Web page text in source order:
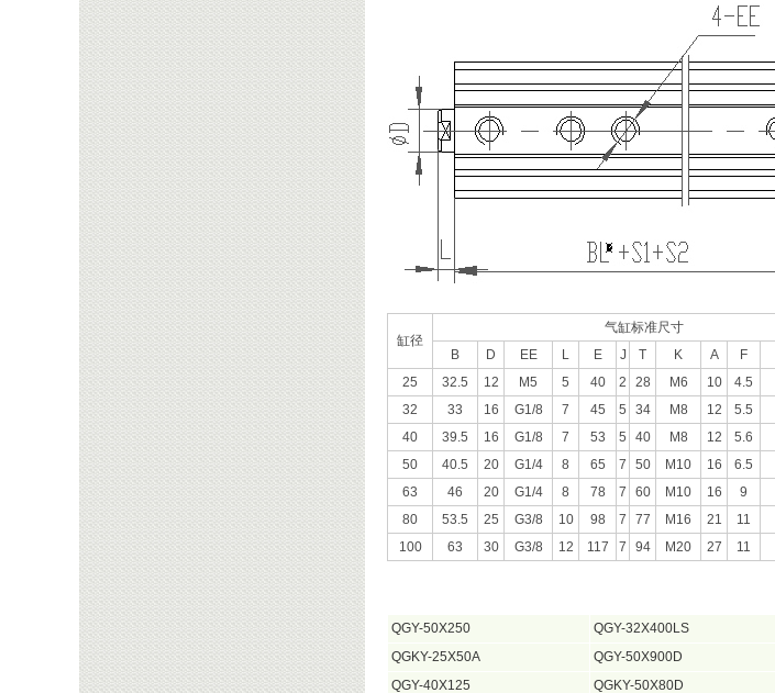
缸径
气缸标准尺寸
B
D EE L E J T K A F
25
32.5 12 M5 5 40 2 28 M6 10 4.5
32
33 16 G1/8 7 45 5 34 M8 12 5.5
40
39.5 16 G1/8 7 53 5 40 M8 12 5.6
50
40.5 20 G1/4 8 65 7 50 M10 16 6.5
63
46 20 G1/4 8 78 7 60 M10 16 9
80
53.5 25 G3/8 10 98 7 77 M16 21 11
100
63 30 G3/8 12 117 7 94 M20 27 11
QGY-50X250 QGY-32X400LS
QGKY-25X50A
QGY-50X900D
QGY-40X125
QGKY-50X80D